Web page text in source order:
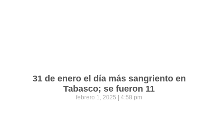
31 de enero el día más sangriento en
Tabasco; se fueron 11
febrero 1, 2025 4:58 pm